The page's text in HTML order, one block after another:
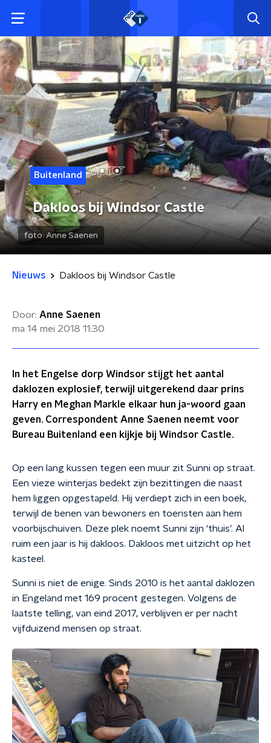
Buitenland
Dakloos bij Windsor Castle
foto: Anne Saenen
Nieuws Dakloos bij Windsor Castle
Door: Anne Saenen
ma 14 mei 2018 11:30
In het Engelse dorp Windsor stijgt het aantal
daklozen explosief, terwijl uitgerekend daar prins
Harry en Meghan Markle elkaar hun ja-woord gaan
geven. Correspondent Anne Saenen neemt voor
Bureau Buitenland een kijkje bij Windsor Castle.
Op een lang kussen tegen een muur zit Sunni op straat.
Een vieze winterjas bedekt zijn bezittingen die naast
hem liggen opgestapeld. Hij verdiept zich in een boek,
terwijl de benen van bewoners en toeristen aan hem
voorbijschuiven. Deze plek noemt Sunni zijn ‘thuis’. Al
ruim een jaar is hij dakloos. Dakloos met uitzicht op het
kasteel.
Sunni is niet de enige. Sinds 2010 is het aantal daklozen
in Engeland met 169 procent gestegen. Volgens de
laatste telling, van eind 2017, verblijven er per nacht
vijfduizend mensen op straat.